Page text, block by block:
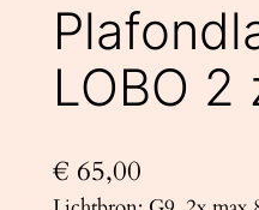
LOBO 2
€ 65,00